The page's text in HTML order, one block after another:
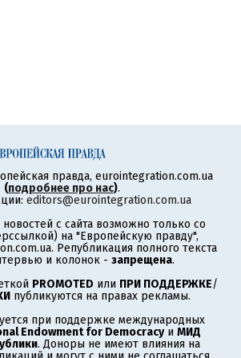
правда, eurointegration.com.ua
(подробнее про нас).
editors@eurointegration.com.ua
с сайта возможно только со
на "Европейскую правду",
Републикация полного текста
и колонок - запрещена.
PROMOTED или ПРИ ПОДДЕРЖКЕ/
публикуются на правах рекламы.
при поддержке международных
Endowment for Democracyи МИД
. Доноры не имеют влияния на